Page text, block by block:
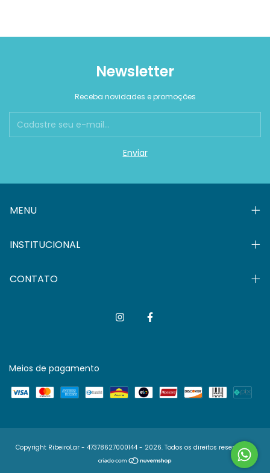
Newsletter
Receba novidades e promoções
MENU
INSTITUCIONAL
CONTATO
Meios de pagamento
Copyright RibeiroLar - 47378627000144 - 2026. Todos os direitos reservados.